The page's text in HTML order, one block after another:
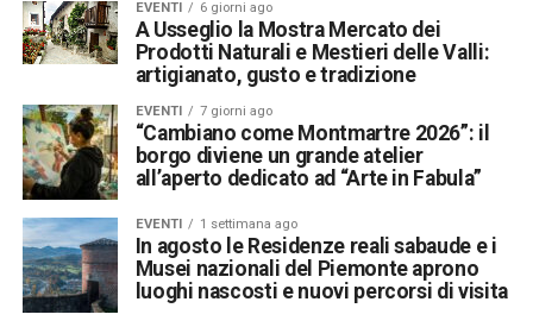
EVENTI 6 giorni ago
A Usseglio la Mostra Mercato dei
Prodotti Naturali e Mestieri delle Valli:
artigianato, gusto e tradizione
EVENTI 7 giorni ago
“Cambiano come Montmartre 2026”: il
borgo diviene un grande atelier
all’aperto dedicato ad “Arte in Fabula”
EVENTI 1 settimana ago
In agosto le Residenze reali sabaude e i
Musei nazionali del Piemonte aprono
luoghi nascosti e nuovi percorsi di visita